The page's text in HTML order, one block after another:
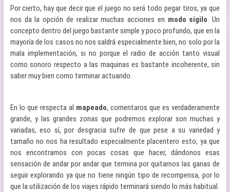
Por cierto, hay que decir que el juego no será todo pegar tiros, ya que
nos da la opción de realizar muchas acciones en modo sigilo. Un
concepto dentro del juego bastante simple y poco profundo, que en la
mayoría de los casos no nos saldrá especialmente bien, no solo por la
mala implementación, si no porque el radio de acción tanto visual
como sonoro respecto a las maquinas es bastante incoherente, sin
saber muy bien como terminar actuando.
En lo que respecta al mapeado, comentaros que es verdaderamente
grande, y las grandes zonas que podremos explorar son muchas y
variadas, eso sí, por desgracia sufre de que pese a su variedad y
tamaño no nos ha resultado especialmente placentero esto, ya que
nos encontramos con pocas cosas que hacer, dándonos esas
sensación de andar por andar que termina por quitarnos las ganas de
seguir explorando ya que no tiene ningún tipo de recompensa, por lo
que la utilización de los viajes rápido terminará siendo lo más habitual.